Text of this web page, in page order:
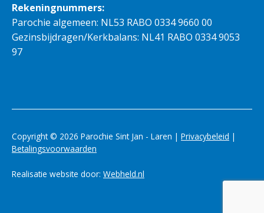
Rekeningnummers:
Parochie algemeen: NL53 RABO 0334 9660 00
Gezinsbijdragen/Kerkbalans: NL41 RABO 0334 9053
97
Copyright © 2026 Parochie Sint Jan - Laren | Privacybeleid |
Betalingsvoorwaarden
Realisatie website door: Webheld.nl